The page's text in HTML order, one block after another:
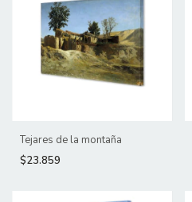
Tejares de la montaña
$23.859